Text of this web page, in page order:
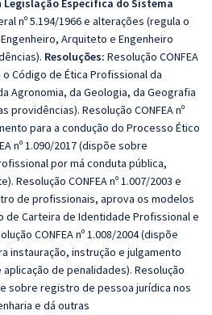
Legislação Específica do Sistema
nº 5.194/1966 e alterações (regula o
Arquiteto e Engenheiro
Resoluções: Resolução CONFEA
o Código de Ética Profissional da
Agronomia, da Geologia, da Geografia
providências). Resolução CONFEA nº
para a condução do Processo Ético
nº 1.090/2017 (dispõe sobre
por má conduta pública,
Resolução CONFEA nº 1.007/2003 e
de profissionais, aprova os modelos
de Carteira de Identidade Profissional e
CONFEA nº 1.008/2004 (dispõe
instauração, instrução e julgamento
de penalidades). Resolução
sobre registro de pessoa jurídica nos
e dá outras